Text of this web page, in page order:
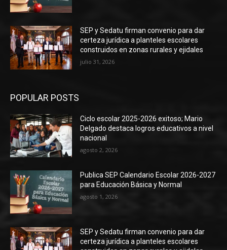
SEP y Sedatu firman convenio para dar
certeza jurídica a planteles escolares
construidos en zonas rurales y ejidales
julio 31, 2026
POPULAR POSTS
Ciclo escolar 2025-2026 exitoso; Mario
Delgado destaca logros educativos a nivel
nacional
agosto 2, 2026
Publica SEP Calendario Escolar 2026-2027
para Educación Básica y Normal
agosto 1, 2026
SEP y Sedatu firman convenio para dar
certeza jurídica a planteles escolares